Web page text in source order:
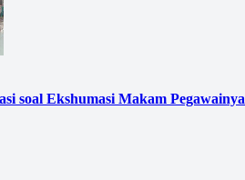
soal Ekshumasi Makam Pegawainya